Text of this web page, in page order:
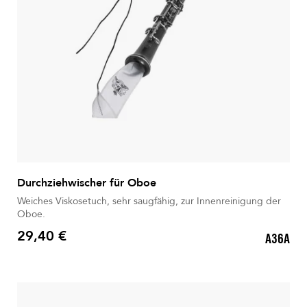
Durchziehwischer für Oboe
Weiches Viskosetuch, sehr saugfähig, zur Innenreinigung der
Oboe.
Preis
29,40 € A36A